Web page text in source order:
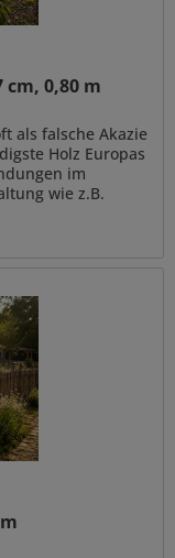
0,80 m
als falsche Akazie
Holz Europas
im
wie z.B.